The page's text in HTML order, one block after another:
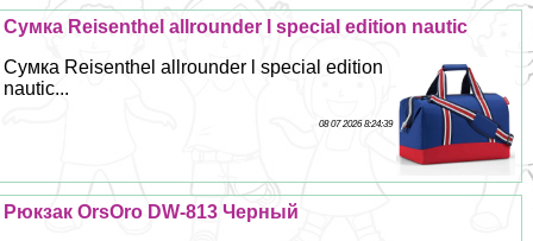
Сумка Reisenthel allrounder l special edition nautic
Сумка Reisenthel allrounder l special edition
nautic...
08 07 2026 8:24:39
Рюкзак OrsOro DW-813 Черный